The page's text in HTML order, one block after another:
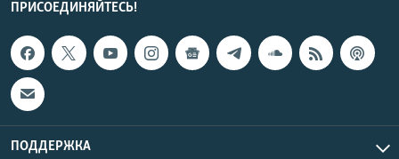
ПРИСОЕДИНЯЙТЕСЬ!
ПОДДЕРЖКА